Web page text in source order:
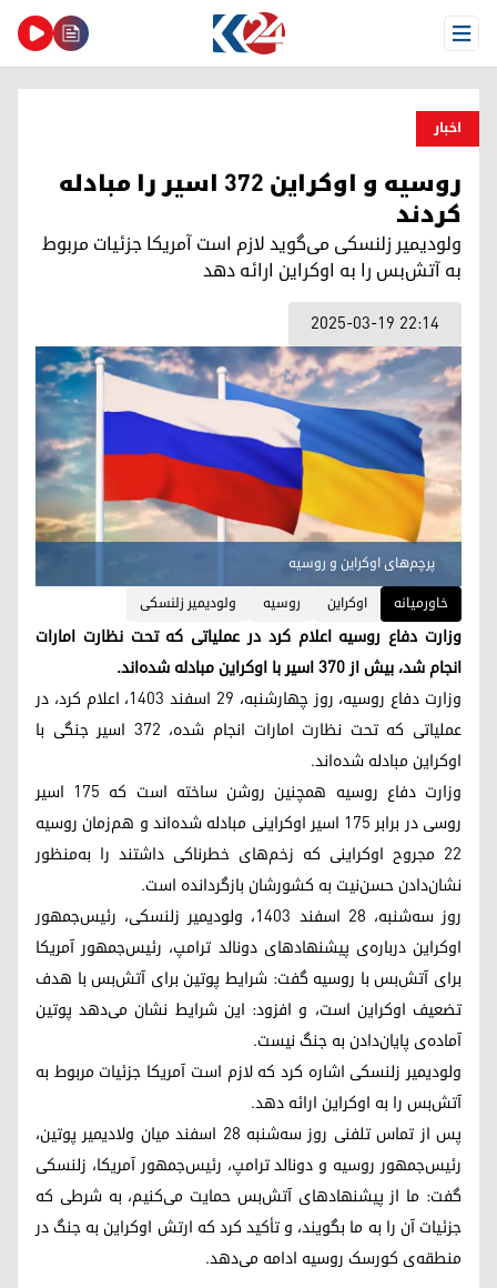
Open Menu
اخبار
روسیه و اوکراین ۳۷۲ اسیر را مبادله
کردند
ولودیمیر زلنسکی می‌گوید لازم است آمریکا جزئیات مربوط
به آتش‌بس را به اوکراین ارائه دهد
2025-03-19 22:14
پرچم‌های اوکراین و روسیه
خاورمیانه
اوکراین روسیه ولودیمیر زلنسکی
وزارت دفاع روسیه اعلام کرد در عملیاتی که تحت نظارت امارات
انجام شد، بیش از ۳۷۰ اسیر با اوکراین مبادله شده‌اند.
وزارت دفاع روسیه، روز چهارشنبه، ۲۹ اسفند ۱۴۰۳، اعلام کرد، در
عملیاتی که تحت نظارت امارات انجام شده، ۳۷۲ اسیر جنگی با
اوکراین مبادله شده‌اند.
وزارت دفاع روسیه همچنین روشن ساخته است که ۱۷۵ اسیر
روسی در برابر ۱۷۵ اسیر اوکراینی مبادله شده‌اند و هم‌زمان روسیه
۲۲ مجروح اوکراینی که زخم‌های خطرناکی داشتند را به‌منظور
نشان‌دادن حسن‌نیت به کشورشان بازگردانده است.
روز سه‌شنبه، ۲۸ اسفند ۱۴۰۳، ولودیمیر زلنسکی، رئیس‌جمهور
اوکراین درباره‌ی پیشنهادهای دونالد ترامپ، رئیس‌جمهور آمریکا
برای آتش‌بس با روسیه گفت: شرایط پوتین برای آتش‌بس با هدف
تضعیف اوکراین است، و افزود: این شرایط نشان می‌دهد پوتین
آماده‌ی پایان‌دادن به جنگ نیست.
ولودیمیر زلنسکی اشاره کرد که لازم است آمریکا جزئیات مربوط به
آتش‌بس را به اوکراین ارائه دهد.
پس از تماس تلفنی روز سه‌شنبه ۲۸ اسفند میان ولادیمیر پوتین،
رئیس‌جمهور روسیه و دونالد ترامپ، رئیس‌جمهور آمریکا، زلنسکی
گفت: ما از پیشنهادهای آتش‌بس حمایت می‌کنیم، به شرطی که
جزئیات آن را به ما بگویند، و تأکید کرد که ارتش اوکراین به جنگ در
منطقه‌ی کورسک روسیه ادامه می‌دهد.